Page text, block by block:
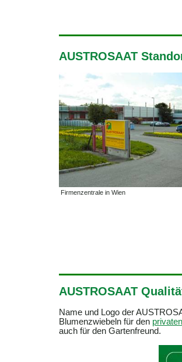
AUSTROSAAT
Firmenzentrale in Wien
AUSTROSAAT
Name und Logo der
Blumenzwiebeln für den
auch für den Gartenfreund.